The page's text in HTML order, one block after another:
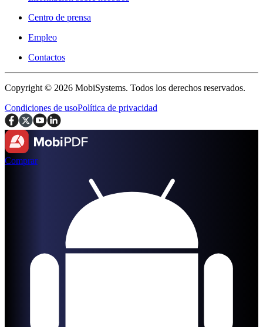
Centro de prensa
Empleo
Contactos
Copyright © 2026 MobiSystems. Todos los derechos reservados.
Condiciones de usoPolítica de privacidad
Comprar